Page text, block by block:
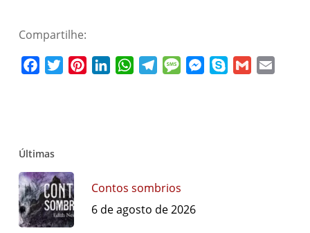
Compartilhe:
FacebookTwitterPinterestLinkedInWhatsAppTelegramMessageMessenger
Skype Gmail
Últimas
Contos sombrios
6 de agosto de 2026